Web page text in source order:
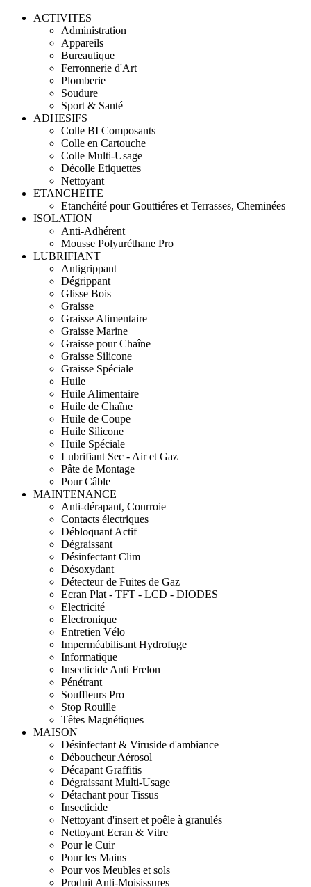
ACTIVITES
Administration
Appareils
Bureautique
Ferronnerie d'Art
Plomberie
Soudure
Sport & Santé
ADHESIFS
Colle BI Composants
Colle en Cartouche
Colle Multi-Usage
Décolle Etiquettes
Nettoyant
ETANCHEITE
Etanchéité pour Gouttiéres et Terrasses, Cheminées
ISOLATION
Anti-Adhérent
Mousse Polyuréthane Pro
LUBRIFIANT
Antigrippant
Dégrippant
Glisse Bois
Graisse
Graisse Alimentaire
Graisse Marine
Graisse pour Chaîne
Graisse Silicone
Graisse Spéciale
Huile
Huile Alimentaire
Huile de Chaîne
Huile de Coupe
Huile Silicone
Huile Spéciale
Lubrifiant Sec - Air et Gaz
Pâte de Montage
Pour Câble
MAINTENANCE
Anti-dérapant, Courroie
Contacts électriques
Débloquant Actif
Dégraissant
Désinfectant Clim
Désoxydant
Détecteur de Fuites de Gaz
Ecran Plat - TFT - LCD - DIODES
Electricité
Electronique
Entretien Vélo
Imperméabilisant Hydrofuge
Informatique
Insecticide Anti Frelon
Pénétrant
Souffleurs Pro
Stop Rouille
Têtes Magnétiques
MAISON
Désinfectant & Viruside d'ambiance
Déboucheur Aérosol
Décapant Graffitis
Dégraissant Multi-Usage
Détachant pour Tissus
Insecticide
Nettoyant d'insert et poêle à granulés
Nettoyant Ecran & Vitre
Pour le Cuir
Pour les Mains
Pour vos Meubles et sols
Produit Anti-Moisissures